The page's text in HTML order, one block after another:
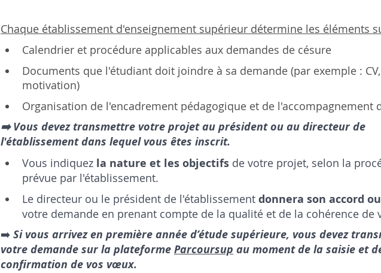
Chaque établissement d'enseignement supérieur détermine les éléments
Calendrier et procédure applicables aux demandes de césure
Documents que l'étudiant doit joindre à sa demande (par exemple :
motivation)
Organisation de l'encadrement pédagogique et de l'accompagnement
➡️ Vous devez transmettre votre projet au président ou au directeur de
l'établissement dans lequel vous êtes inscrit.
Vous indiquez la nature et les objectifs de votre projet, selon la
prévue par l'établissement.
Le directeur ou le président de l'établissement donnera son accord
votre demande en prenant compte de la qualité et de la cohérence de
➡️ Si vous arrivez en première année d’étude supérieure, vous devez
votre demande sur la plateforme Parcoursup au moment de la saisie et
confirmation de vos vœux.